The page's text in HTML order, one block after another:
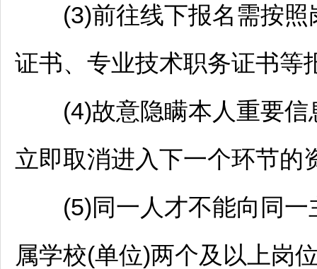
(3)前往线下报名需按照
证书、专业技术职务证书等
(4)故意隐瞒本人重要信
立即取消进入下一个环节的
(5)同一人才不能向同一
属学校(单位)两个及以上岗